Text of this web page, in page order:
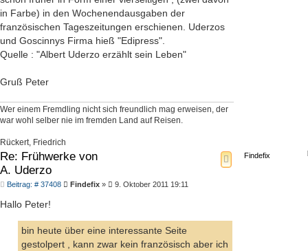
in Farbe) in den Wochenendausgaben der
französischen Tageszeitungen erschienen. Uderzos
und Goscinnys Firma hieß "Edipress".
Quelle : "Albert Uderzo erzählt sein Leben"
Gruß Peter
Wer einem Fremdling nicht sich freundlich mag erweisen, der
war wohl selber nie im fremden Land auf Reisen.
Rückert, Friedrich
Re: Frühwerke von
A. Uderzo
Beitrag: # 37408BeitragFindefix » 9. Oktober 2011 19:11
Hallo Peter!
bin heute über eine interessante Seite
gestolpert , kann zwar kein französisch aber ich
Findefix